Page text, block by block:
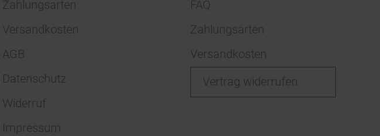
Zahlungsarten
Versandkosten
AGB
Datenschutz
Widerruf
Impressum
FAQ
Zahlungsarten
Versandkosten
Vertrag widerrufen